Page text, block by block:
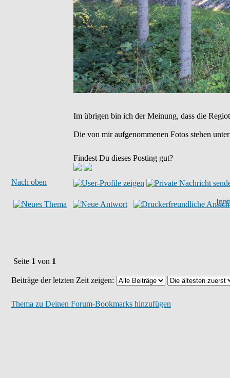
Im übrigen bin ich der Meinung, dass die
Die von mir aufgenommenen Fotos stehen
Findest Du dieses Posting gut?
Nach oben
Seite 1 von 1
Beiträge der letzten Zeit zeigen:
Thema zu Deinen Forum-Bookmarks hinzufügen